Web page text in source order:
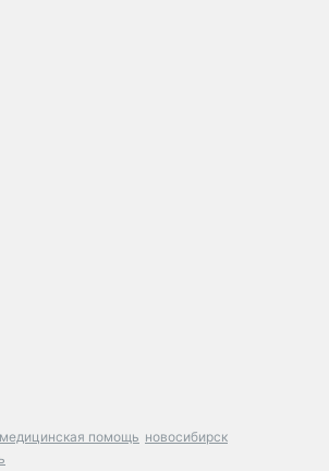
помощь новосибирск